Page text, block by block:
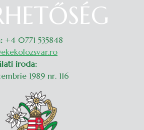
+4 0771 535848
iroda:
1989 nr. 116